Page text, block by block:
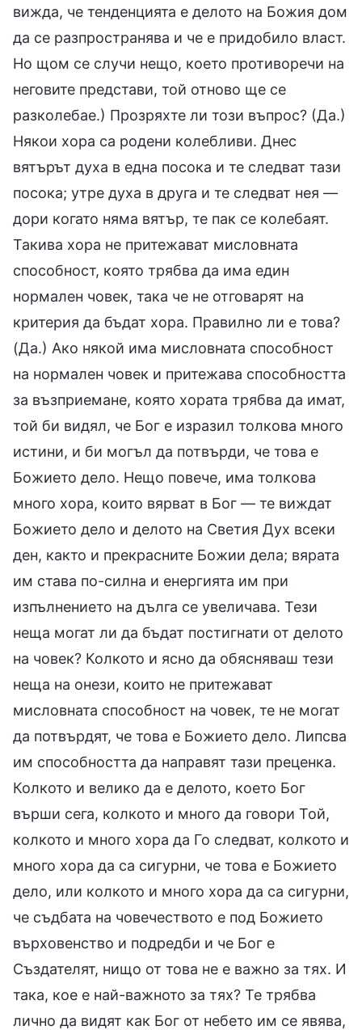
вижда, че тенденцията е делото на Божия дом
да се разпространява и че е придобило власт.
Но щом се случи нещо, което противоречи на
неговите представи, той отново ще се
разколебае.) Прозряхте ли този въпрос? (Да.)
Някои хора са родени колебливи. Днес
вятърът духа в една посока и те следват тази
посока; утре духа в друга и те следват нея —
дори когато няма вятър, те пак се колебаят.
Такива хора не притежават мисловната
способност, която трябва да има един
нормален човек, така че не отговарят на
критерия да бъдат хора. Правилно ли е това?
(Да.) Ако някой има мисловната способност
на нормален човек и притежава способността
за възприемане, която хората трябва да имат,
той би видял, че Бог е изразил толкова много
истини, и би могъл да потвърди, че това е
Божието дело. Нещо повече, има толкова
много хора, които вярват в Бог — те виждат
Божието дело и делото на Светия Дух всеки
ден, както и прекрасните Божии дела; вярата
им става по-силна и енергията им при
изпълнението на дълга се увеличава. Тези
неща могат ли да бъдат постигнати от делото
на човек? Колкото и ясно да обясняваш тези
неща на онези, които не притежават
мисловната способност на човек, те не могат
да потвърдят, че това е Божието дело. Липсва
им способността да направят тази преценка.
Колкото и велико да е делото, което Бог
върши сега, колкото и много да говори Той,
колкото и много хора да Го следват, колкото и
много хора да са сигурни, че това е Божието
дело, или колкото и много хора да са сигурни,
че съдбата на човечеството е под Божието
върховенство и подредби и че Бог е
Създателят, нищо от това не е важно за тях. И
така, кое е най-важното за тях? Те трябва
лично да видят как Бог от небето им се явява,